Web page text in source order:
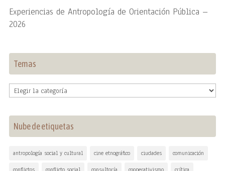
Experiencias de Antropología de Orientación Pública –
2026
Temas
Temas
Nube de etiquetas
antropología social y cultural cine etnográfico ciudades comunicación